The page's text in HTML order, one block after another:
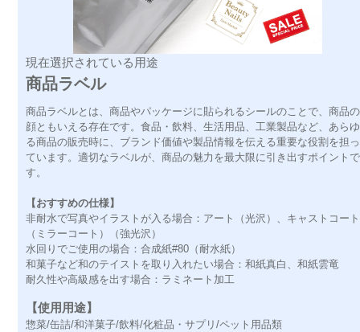
現在選択されている用途
商品ラベル
商品ラベルとは、商品やパッケージに貼られるシールのことで、商品の
顔ともいえる存在です。食品・飲料、生活用品、工業製品など、あらゆ
る商品の販売時に、ブランド価値や製品情報を伝える重要な役割を担っ
ています。適切なラベルが、商品の魅力を最大限に引き出すポイントで
す。
【おすすめの仕様】
非耐水で写真やイラストが入る場合：アート（光沢）、キャストコート
（ミラーコート）（強光沢）
水回りでご使用の場合：合成紙#80（耐水紙）
和菓子など和のテイストを取り入れたい場合：和紙真白、和紙雲竜
耐久性や高級感を出す場合：ラミネート加工
【使用用途】
惣菜/缶詰/和洋菓子/飲料/化粧品・サプリ/ペット用品類